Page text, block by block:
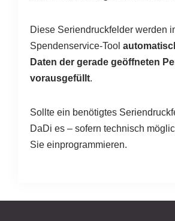
Diese Seriendruckfelder werden
Spendenservice-Tool
Daten der gerade geöffneten
vorausgefüllt.
Sollte ein benötigtes
DaDi es – sofern technisch
Sie einprogrammieren.